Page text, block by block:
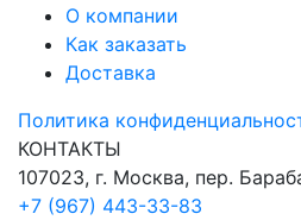
О компании
Как заказать
Доставка
Политика
КОНТАКТЫ
107023, г. Москва, пер.
+7 (967) 443-33-83